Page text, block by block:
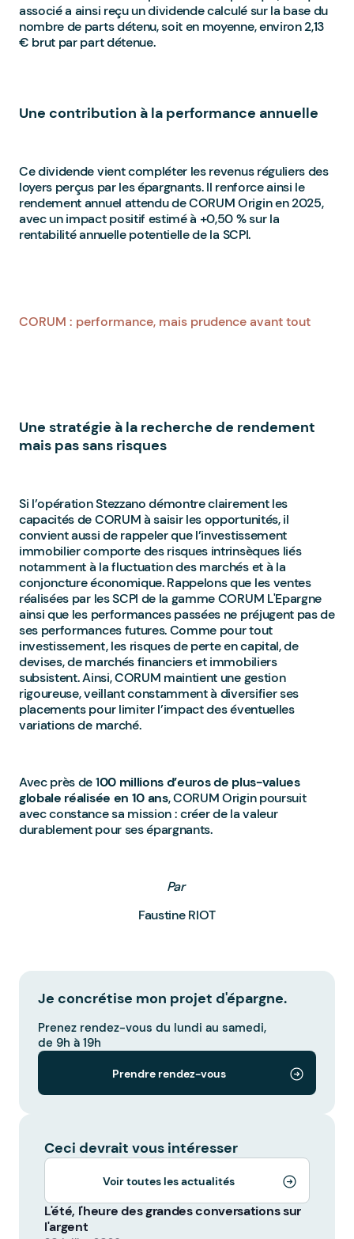
associé a ainsi reçu un dividende calculé sur la base du
nombre de parts détenu, soit en moyenne, environ 2,13
€ brut par part détenue.
Une contribution à la performance annuelle
Ce dividende vient compléter les revenus réguliers des
loyers perçus par les épargnants. Il renforce ainsi le
rendement annuel attendu de CORUM Origin en 2025,
avec un impact positif estimé à +0,50 % sur la
rentabilité annuelle potentielle de la SCPI.
CORUM : performance, mais prudence avant tout
Une stratégie à la recherche de rendement
mais pas sans risques
Si l’opération Stezzano démontre clairement les
capacités de CORUM à saisir les opportunités, il
convient aussi de rappeler que l’investissement
immobilier comporte des risques intrinsèques liés
notamment à la fluctuation des marchés et à la
conjoncture économique. Rappelons que les ventes
réalisées par les SCPI de la gamme CORUM L'Epargne
ainsi que les performances passées ne préjugent pas de
ses performances futures. Comme pour tout
investissement, les risques de perte en capital, de
devises, de marchés financiers et immobiliers
subsistent. Ainsi, CORUM maintient une gestion
rigoureuse, veillant constamment à diversifier ses
placements pour limiter l’impact des éventuelles
variations de marché.
Avec près de 100 millions d’euros de plus-values
globale réalisée en 10 ans, CORUM Origin poursuit
avec constance sa mission : créer de la valeur
durablement pour ses épargnants.
Par
Faustine RIOT
Je concrétise mon projet d'épargne.
Prenez rendez-vous du lundi au samedi,
de 9h à 19h
Prendre rendez-vous
Ceci devrait vous intéresser
Voir toutes les actualités
L'été, l'heure des grandes conversations sur
l'argent